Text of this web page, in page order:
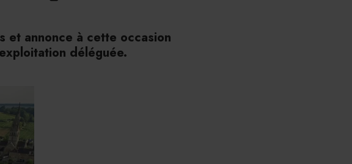
et annonce à cette occasion
déléguée.